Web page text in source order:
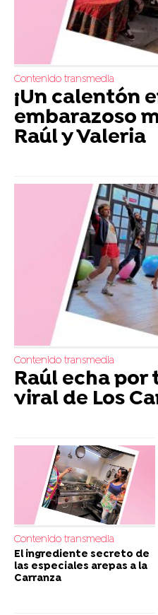
Contenido transmedia
¡Un calentón
embarazoso
Raúl y Valeria
Contenido transmedia
Raúl echa
viral de Los
Contenido transmedia
El ingrediente secreto de
las especiales arepas a la
Carranza